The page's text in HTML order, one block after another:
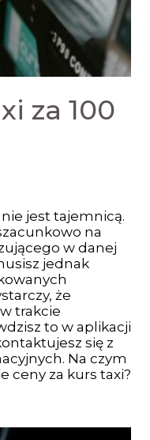
za 100
jest tajemnicą.
na
w danej
jednak
że
trakcie
to w aplikacji
się z
Na czym
ceny za kurs taxi?